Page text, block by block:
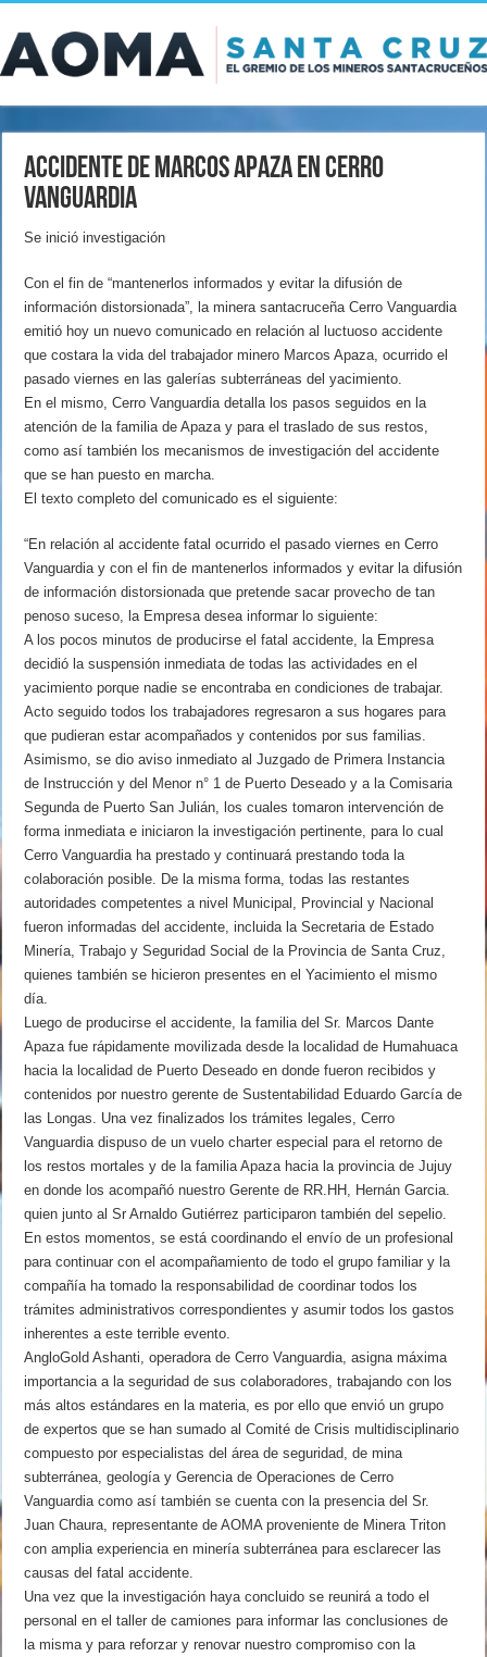
Accidente de Marcos Apaza en Cerro
Vanguardia
Se inició investigación
Con el fin de “mantenerlos informados y evitar la difusión de
información distorsionada”, la minera santacruceña Cerro Vanguardia
emitió hoy un nuevo comunicado en relación al luctuoso accidente
que costara la vida del trabajador minero Marcos Apaza, ocurrido el
pasado viernes en las galerías subterráneas del yacimiento.
En el mismo, Cerro Vanguardia detalla los pasos seguidos en la
atención de la familia de Apaza y para el traslado de sus restos,
como así también los mecanismos de investigación del accidente
que se han puesto en marcha.
El texto completo del comunicado es el siguiente:
“En relación al accidente fatal ocurrido el pasado viernes en Cerro
Vanguardia y con el fin de mantenerlos informados y evitar la difusión
de información distorsionada que pretende sacar provecho de tan
penoso suceso, la Empresa desea informar lo siguiente:
A los pocos minutos de producirse el fatal accidente, la Empresa
decidió la suspensión inmediata de todas las actividades en el
yacimiento porque nadie se encontraba en condiciones de trabajar.
Acto seguido todos los trabajadores regresaron a sus hogares para
que pudieran estar acompañados y contenidos por sus familias.
Asimismo, se dio aviso inmediato al Juzgado de Primera Instancia
de Instrucción y del Menor n° 1 de Puerto Deseado y a la Comisaria
Segunda de Puerto San Julián, los cuales tomaron intervención de
forma inmediata e iniciaron la investigación pertinente, para lo cual
Cerro Vanguardia ha prestado y continuará prestando toda la
colaboración posible. De la misma forma, todas las restantes
autoridades competentes a nivel Municipal, Provincial y Nacional
fueron informadas del accidente, incluida la Secretaria de Estado
Minería, Trabajo y Seguridad Social de la Provincia de Santa Cruz,
quienes también se hicieron presentes en el Yacimiento el mismo
día.
Luego de producirse el accidente, la familia del Sr. Marcos Dante
Apaza fue rápidamente movilizada desde la localidad de Humahuaca
hacia la localidad de Puerto Deseado en donde fueron recibidos y
contenidos por nuestro gerente de Sustentabilidad Eduardo García de
las Longas. Una vez finalizados los trámites legales, Cerro
Vanguardia dispuso de un vuelo charter especial para el retorno de
los restos mortales y de la familia Apaza hacia la provincia de Jujuy
en donde los acompañó nuestro Gerente de RR.HH, Hernán Garcia.
quien junto al Sr Arnaldo Gutiérrez participaron también del sepelio.
En estos momentos, se está coordinando el envío de un profesional
para continuar con el acompañamiento de todo el grupo familiar y la
compañía ha tomado la responsabilidad de coordinar todos los
trámites administrativos correspondientes y asumir todos los gastos
inherentes a este terrible evento.
AngloGold Ashanti, operadora de Cerro Vanguardia, asigna máxima
importancia a la seguridad de sus colaboradores, trabajando con los
más altos estándares en la materia, es por ello que envió un grupo
de expertos que se han sumado al Comité de Crisis multidisciplinario
compuesto por especialistas del área de seguridad, de mina
subterránea, geología y Gerencia de Operaciones de Cerro
Vanguardia como así también se cuenta con la presencia del Sr.
Juan Chaura, representante de AOMA proveniente de Minera Triton
con amplia experiencia en minería subterránea para esclarecer las
causas del fatal accidente.
Una vez que la investigación haya concluido se reunirá a todo el
personal en el taller de camiones para informar las conclusiones de
la misma y para reforzar y renovar nuestro compromiso con la